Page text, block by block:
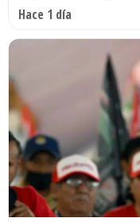
Hace 1 día